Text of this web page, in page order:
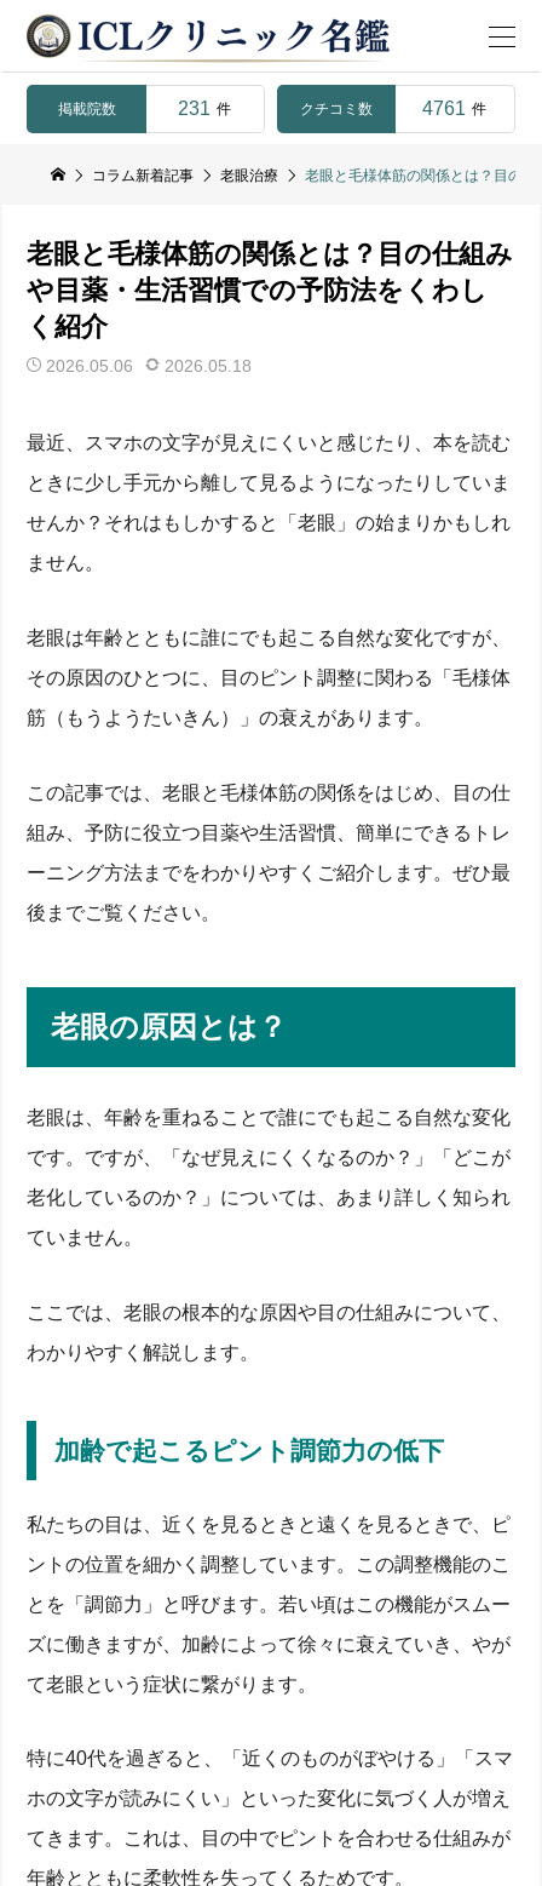
掲載院数 231 件 クチコミ数 4761 件
コラム新着記事 老眼治療 老眼と毛様体筋の関係とは？目の
老眼と毛様体筋の関係とは？目の仕組み
や目薬・生活習慣での予防法をくわし
く紹介
2026.05.06 2026.05.18
最近、スマホの文字が見えにくいと感じたり、本を読む
ときに少し手元から離して見るようになったりしていま
せんか？それはもしかすると「老眼」の始まりかもしれ
ません。
老眼は年齢とともに誰にでも起こる自然な変化ですが、
その原因のひとつに、目のピント調整に関わる「毛様体
筋（もうようたいきん）」の衰えがあります。
この記事では、老眼と毛様体筋の関係をはじめ、目の仕
組み、予防に役立つ目薬や生活習慣、簡単にできるトレ
ーニング方法までをわかりやすくご紹介します。ぜひ最
後までご覧ください。
老眼の原因とは？
老眼は、年齢を重ねることで誰にでも起こる自然な変化
です。ですが、「なぜ見えにくくなるのか？」「どこが
老化しているのか？」については、あまり詳しく知られ
ていません。
ここでは、老眼の根本的な原因や目の仕組みについて、
わかりやすく解説します。
加齢で起こるピント調節力の低下
私たちの目は、近くを見るときと遠くを見るときで、ピ
ントの位置を細かく調整しています。この調整機能のこ
とを「調節力」と呼びます。若い頃はこの機能がスムー
ズに働きますが、加齢によって徐々に衰えていき、やが
て老眼という症状に繋がります。
特に40代を過ぎると、「近くのものがぼやける」「スマ
ホの文字が読みにくい」といった変化に気づく人が増え
てきます。これは、目の中でピントを合わせる仕組みが
年齢とともに柔軟性を失ってくるためです。